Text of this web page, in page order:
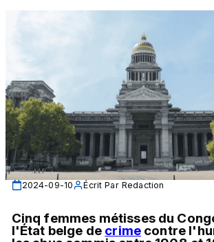
2024-09-10 Écrit Par Redaction
Cinq femmes métisses du
l'État belge de crime contre